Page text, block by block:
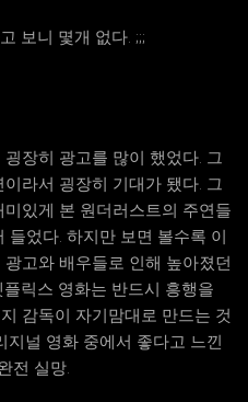
보니 몇개 없다. ;;;
장히 광고를 많이 했었다. 그
라서 굉장히 기대가 됐다. 그
있게 본 원더러스트의 주연들
들었다. 하지만 보면 볼수록 이
고와 배우들로 인해 높아졌던
릭스 영화는 반드시 흥행을
감독이 자기맘대로 만드는 것
지널 영화 중에서 좋다고 느낀
전 실망.